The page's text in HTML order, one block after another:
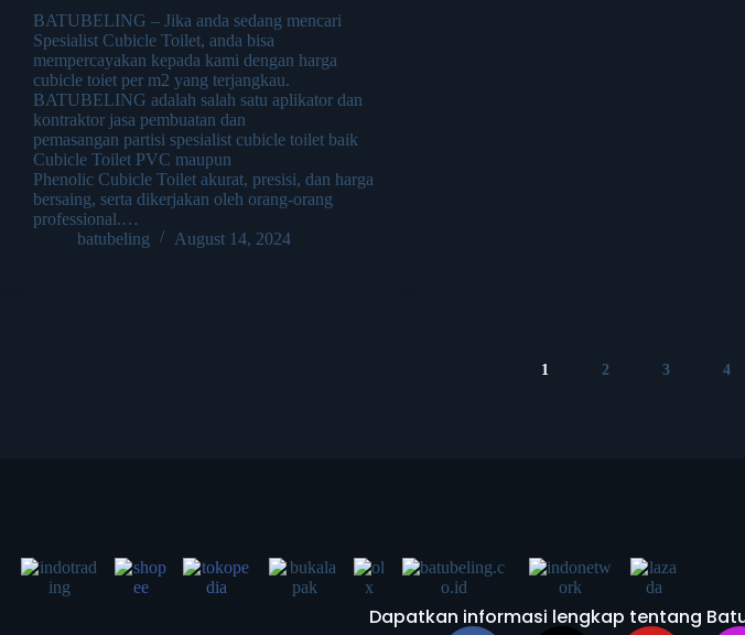
BATUBELING – Jika anda sedang mencari
Spesialist Cubicle Toilet, anda bisa
mempercayakan kepada kami dengan harga
cubicle toiet per m2 yang terjangkau.
BATUBELING adalah salah satu aplikator dan
kontraktor jasa pembuatan dan
pemasangan partisi spesialist cubicle toilet baik
Cubicle Toilet PVC maupun
Phenolic Cubicle Toilet akurat, presisi, dan harga
bersaing, serta dikerjakan oleh orang-orang
professional.…
batubeling
August 14, 2024
1 2 3 4
Dapatkan informasi lengkap tentang